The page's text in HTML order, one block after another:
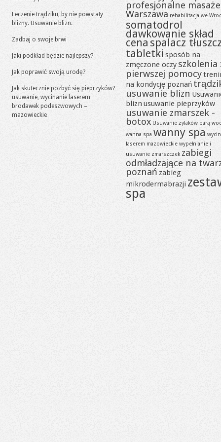
Leczenie trądziku, by nie powstały
blizny. Usuwanie blizn.
Zadbaj o swoje brwi
Jaki podkład będzie najlepszy?
Jak poprawić swoją urodę?
Jak skutecznie pozbyć się pieprzyków?
usuwanie, wycinanie laserem
brodawek podeszwowych –
mazowieckie
profesjonalne masaże
Warszawa rehabilitacja we
somatodrol
dawkowanie skład
cena spalacz
tabletki sposób na
zmęczone oczy szkolenia
pierwszej pomocy
na kondycję poznań
usuwanie blizn
blizn usuwanie pieprzyków
usuwanie zmarszek -
botox Usuwanie żylaków parą
wanna spa wanny spa
laserem mazowieckie wypełnianie i
usuwanie zmarszczek zabiegi
odmładzające na
poznań zabieg
mikrodermabrazji
spa